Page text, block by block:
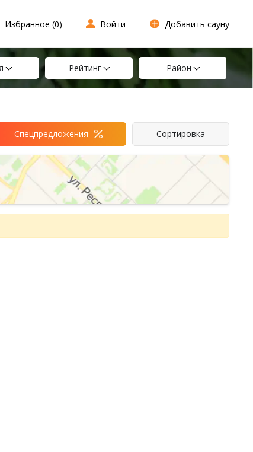
Избранное (0) Войти Добавить сауну
Рейтинг Район
Спецпредложения Сортировка